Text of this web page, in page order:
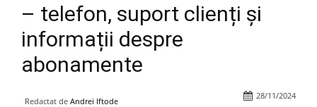
– telefon, suport clienți și
informații despre
abonamente
Redactat de Andrei Iftode
28/11/2024